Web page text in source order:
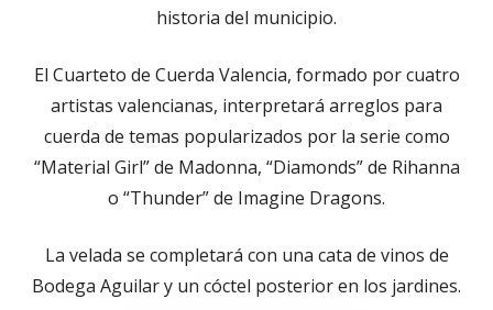
historia del municipio.
El Cuarteto de Cuerda Valencia, formado por cuatro
artistas valencianas, interpretará arreglos para
cuerda de temas popularizados por la serie como
“Material Girl” de Madonna, “Diamonds” de Rihanna
o “Thunder” de Imagine Dragons.
La velada se completará con una cata de vinos de
Bodega Aguilar y un cóctel posterior en los jardines.